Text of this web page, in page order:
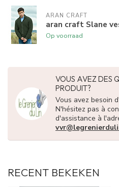
ARAN CRAFT
aran craft Slane
Op voorraad
VOUS AVEZ DES
PRODUIT?
Vous avez besoin
N'hésitez pas à
d'assistance à
RECENT BEKEKEN